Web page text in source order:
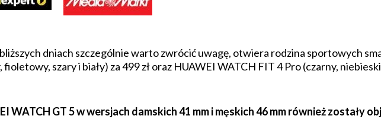
dniach szczególnie warto zwrócić uwagę, otwiera rodzina sportowych
szary i biały) za 499 zł oraz HUAWEI WATCH FIT 4 Pro (czarny,
WATCH GT 5 w wersjach damskich 41 mm i męskich 46 mm również zostały